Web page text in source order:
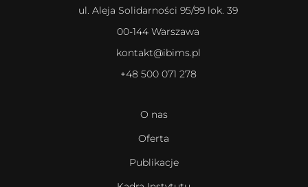
ul. Aleja Solidarności 95/99 lok. 39
00-144 Warszawa
kontakt@ibims.pl
+48 500 071 278
O nas
Oferta
Publikacje